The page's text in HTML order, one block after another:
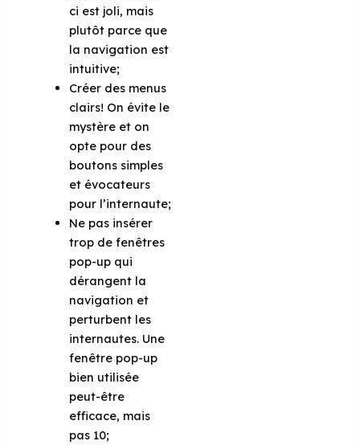
ci est joli, mais
plutôt parce que
la navigation est
intuitive;
Créer des menus
clairs! On évite le
mystère et on
opte pour des
boutons simples
et évocateurs
pour l’internaute;
Ne pas insérer
trop de fenêtres
pop-up qui
dérangent la
navigation et
perturbent les
internautes. Une
fenêtre pop-up
bien utilisée
peut-être
efficace, mais
pas 10;